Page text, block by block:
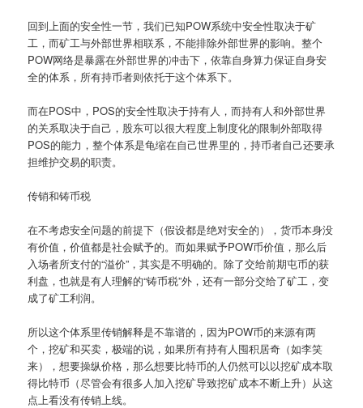
回到上面的安全性一节，我们已知POW系统中安全性取决于矿
工，而矿工与外部世界相联系，不能排除外部世界的影响。整个
POW网络是暴露在外部世界的冲击下，依靠自身算力保证自身安
全的体系，所有持币者则依托于这个体系下。
而在POS中，POS的安全性取决于持有人，而持有人和外部世界
的关系取决于自己，股东可以很大程度上制度化的限制外部取得
POS的能力，整个体系是龟缩在自己世界里的，持币者自己还要承
担维护交易的职责。
传销和铸币税
在不考虑安全问题的前提下（假设都是绝对安全的），货币本身没
有价值，价值都是社会赋予的。而如果赋予POW币价值，那么后
入场者所支付的“溢价”，其实是不明确的。除了交给前期屯币的获
利盘，也就是有人理解的“铸币税”外，还有一部分交给了矿工，变
成了矿工利润。
所以这个体系里传销解释是不靠谱的，因为POW币的来源有两
个，挖矿和买卖，极端的说，如果所有持有人囤积居奇（如李笑
来），想要操纵价格，那么想要比特币的人仍然可以以挖矿成本取
得比特币（尽管会有很多人加入挖矿导致挖矿成本不断上升）从这
点上看没有传销上线。